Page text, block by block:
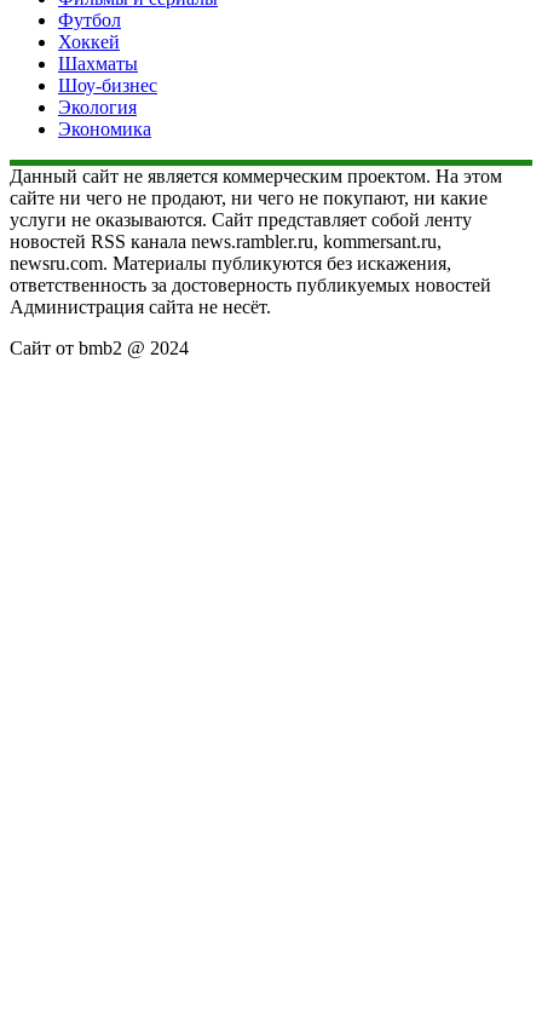
Футбол
Хоккей
Шахматы
Шоу-бизнес
Экология
Экономика
Данный сайт не является коммерческим проектом. На этом
сайте ни чего не продают, ни чего не покупают, ни какие
услуги не оказываются. Сайт представляет собой ленту
новостей RSS канала news.rambler.ru, kommersant.ru,
newsru.com. Материалы публикуются без искажения,
ответственность за достоверность публикуемых новостей
Администрация сайта не несёт.
Сайт от bmb2 @ 2024